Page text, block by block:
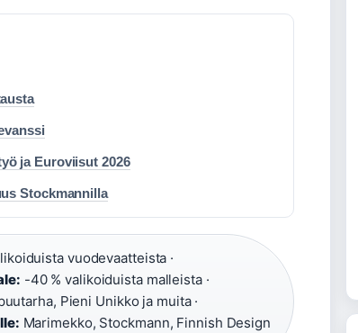
ja Euroviisut 2026
Stockmannilla
vuodevaatteista ·
-40 % valikoiduista malleista ·
Pieni Unikko ja muita ·
Marimekko, Stockmann, Finnish Design